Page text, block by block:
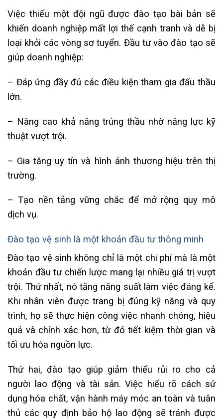
Việc thiếu một đội ngũ được đào tạo bài bản sẽ
khiến doanh nghiệp mất lợi thế cạnh tranh và dễ bị
loại khỏi các vòng sơ tuyển. Đầu tư vào đào tạo sẽ
giúp doanh nghiệp:
– Đáp ứng đầy đủ các điều kiện tham gia đấu thầu
lớn.
– Nâng cao khả năng trúng thầu nhờ năng lực kỹ
thuật vượt trội.
– Gia tăng uy tín và hình ảnh thương hiệu trên thị
trường.
– Tạo nền tảng vững chắc để mở rộng quy mô
dịch vụ.
Đào tạo vệ sinh là một khoản đầu tư thông minh
Đào tạo vệ sinh không chỉ là một chi phí mà là một
khoản đầu tư chiến lược mang lại nhiều giá trị vượt
trội. Thứ nhất, nó tăng năng suất làm việc đáng kể.
Khi nhân viên được trang bị đúng kỹ năng và quy
trình, họ sẽ thực hiện công việc nhanh chóng, hiệu
quả và chính xác hơn, từ đó tiết kiệm thời gian và
tối ưu hóa nguồn lực.
Thứ hai, đào tạo giúp giảm thiểu rủi ro cho cả
người lao động và tài sản. Việc hiểu rõ cách sử
dụng hóa chất, vận hành máy móc an toàn và tuân
thủ các quy định bảo hộ lao động sẽ tránh được